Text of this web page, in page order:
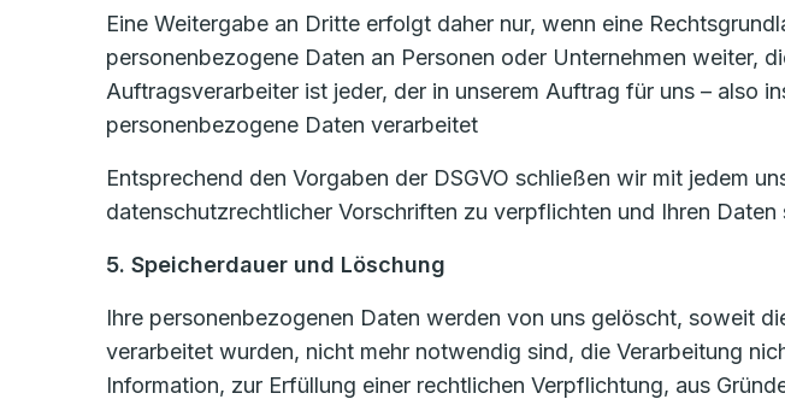
Eine Weitergabe an Dritte erfolgt daher nur, wenn eine
personenbezogene Daten an Personen oder Unternehmen weiter,
Auftragsverarbeiter ist jeder, der in unserem Auftrag für uns – also
personenbezogene Daten verarbeitet
Entsprechend den Vorgaben der DSGVO schließen wir mit jedem
datenschutzrechtlicher Vorschriften zu verpflichten und Ihren
5. Speicherdauer und Löschung
Ihre personenbezogenen Daten werden von uns gelöscht, soweit
verarbeitet wurden, nicht mehr notwendig sind, die Verarbeitung
Information, zur Erfüllung einer rechtlichen Verpflichtung, aus